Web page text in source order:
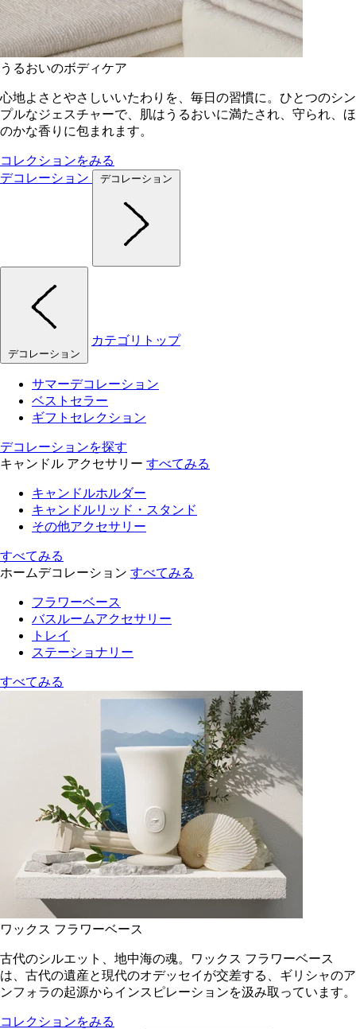
うるおいのボディケア
心地よさとやさしいいたわりを、毎日の習慣に。ひとつのシン
プルなジェスチャーで、肌はうるおいに満たされ、守られ、ほ
のかな香りに包まれます。
コレクションをみる
デコレーション
デコレーション
デコレーション
カテゴリトップ
サマーデコレーション
ベストセラー
ギフトセレクション
デコレーションを探す
キャンドル アクセサリー すべてみる
キャンドルホルダー
キャンドルリッド・スタンド
その他アクセサリー
すべてみる
ホームデコレーション すべてみる
フラワーベース
バスルームアクセサリー
トレイ
ステーショナリー
すべてみる
ワックス フラワーベース
古代のシルエット、地中海の魂。ワックス フラワーベース
は、古代の遺産と現代のオデッセイが交差する、ギリシャのア
ンフォラの起源からインスピレーションを汲み取っています。
コレクションをみる